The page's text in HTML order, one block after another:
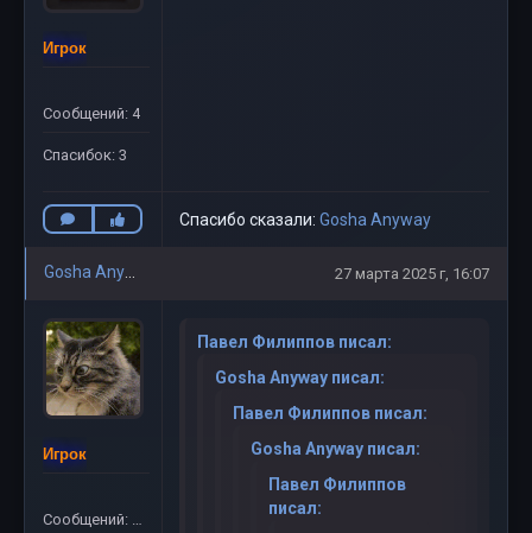
Игрок
Сообщений: 4
Спасибок: 3
Спасибо сказали: Gosha Anyway
27 марта 2025 г, 16:07
Игрок
Сообщений: 311
Павел Филиппов писал:
Gosha Anyway писал:
Павел Филиппов писал:
Gosha Anyway писал:
Павел Филиппов
писал: